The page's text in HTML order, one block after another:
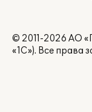
© 2011-2026 АО
«1С»). Все права